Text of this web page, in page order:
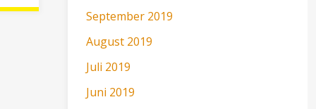
PUR
September 2019
August 2019
Juli 2019
Juni 2019